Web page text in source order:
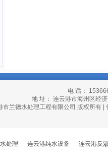
电 话：
地 址： 连云港市海州区经
市兰德水处理工程有限公司 版权所有 |
处理 连云港纯水设备 连云港反